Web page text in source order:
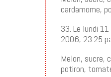
cardamome,
33. Le lundi
2006, 23:25
Melon, sucre,
potiron,